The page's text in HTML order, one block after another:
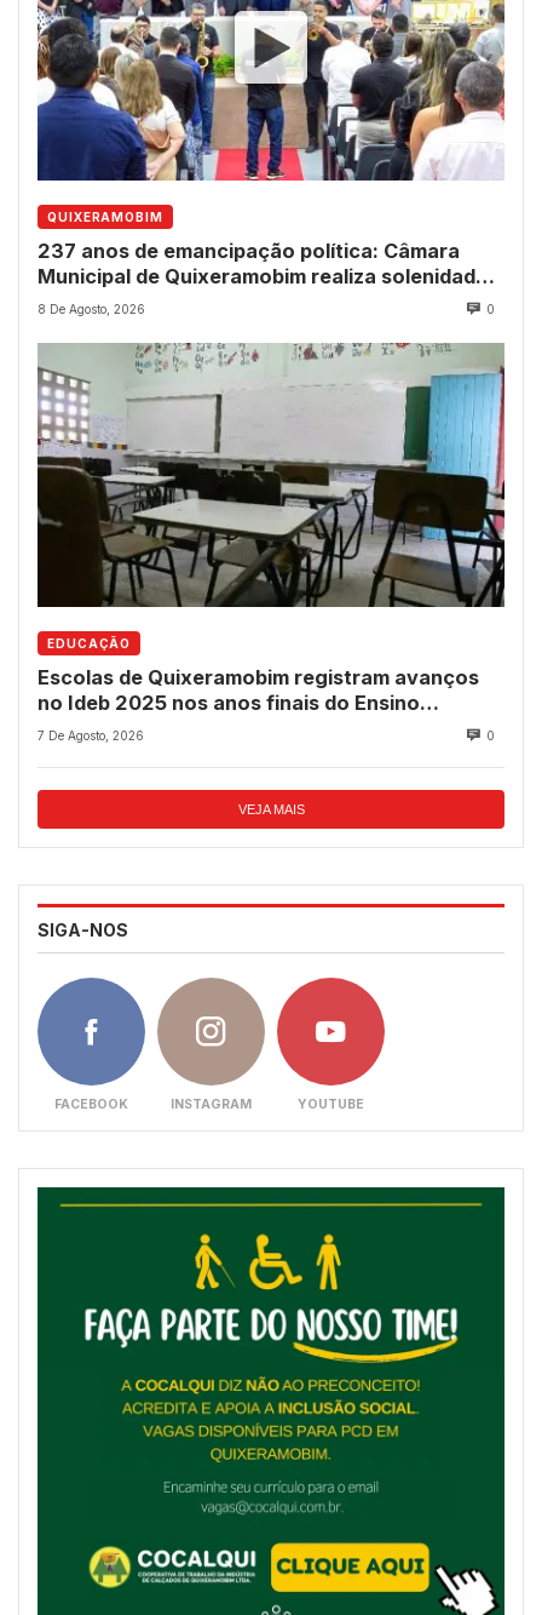
QUIXERAMOBIM
237 anos de emancipação política: Câmara
Municipal de Quixeramobim realiza solenidade
para entrega de comendas e títulos
8 De Agosto, 2026 0
EDUCAÇÃO
Escolas de Quixeramobim registram avanços
no Ideb 2025 nos anos finais do Ensino
Fundamental
7 De Agosto, 2026 0
VEJA MAIS
SIGA-NOS
FACEBOOK INSTAGRAM YOUTUBE